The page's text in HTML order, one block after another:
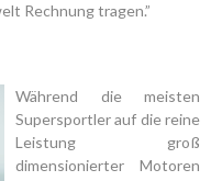
Rechnung tragen.”
Während die meisten
Supersportler auf die reine
Leistung groß
dimensionierter Motoren